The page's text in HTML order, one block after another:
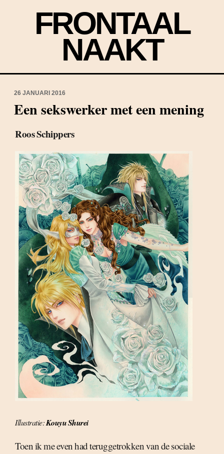
FRONTAAL
NAAKT
26 JANUARI 2016
Een sekswerker met een mening
Roos Schippers
Illustratie:Kouyu Shurei
Toen ik me even had teruggetrokken van de sociale